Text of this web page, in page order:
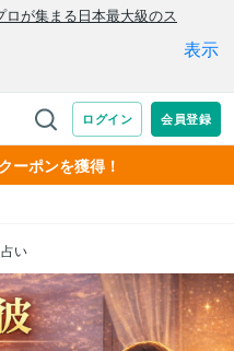
ーポンを獲得！
占い